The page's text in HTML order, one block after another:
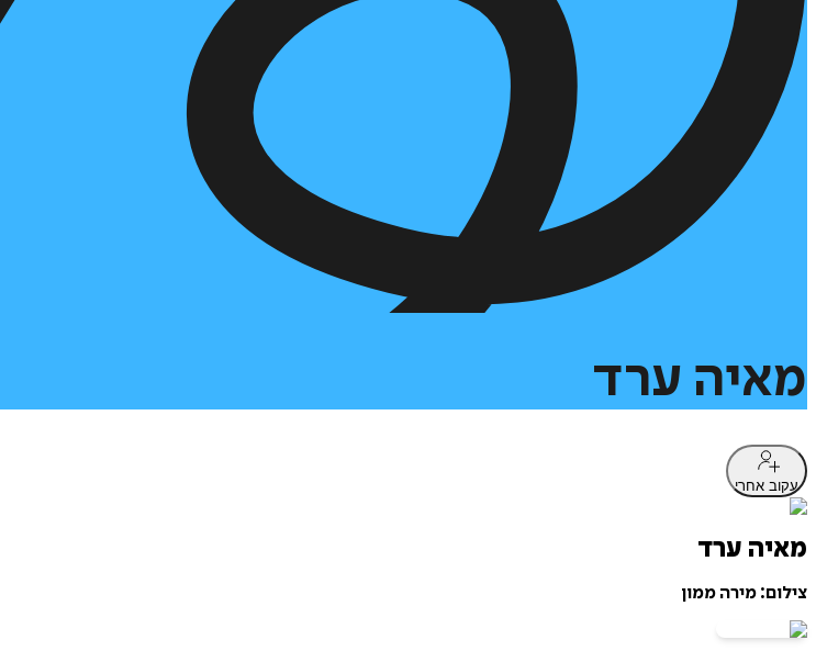
מאיה ערד
עקוב אחרי
מאיה ערד
צילום: מירה ממון